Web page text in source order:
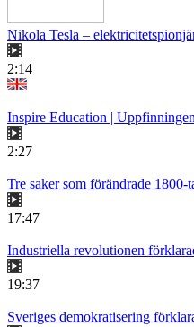
Nikola Tesla –
2:14
Inspire Education |
2:27
Tre saker som förändrade 1800-
17:47
Industriella revolutionen
19:37
Sveriges demokratisering